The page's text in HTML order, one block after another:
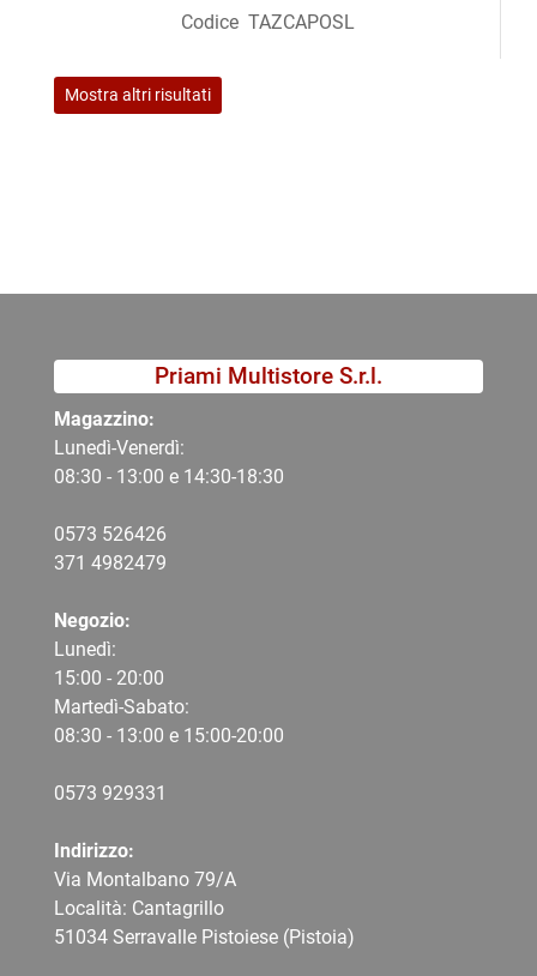
Codice TAZCAPOSL
Mostra altri risultati
Priami Multistore S.r.l.
Magazzino:
Lunedì-Venerdì:
08:30 - 13:00 e 14:30-18:30
0573 526426
371 4982479
Negozio:
Lunedì:
15:00 - 20:00
Martedì-Sabato:
08:30 - 13:00 e 15:00-20:00
0573 929331
Indirizzo:
Via Montalbano 79/A
Località: Cantagrillo
51034 Serravalle Pistoiese (Pistoia)